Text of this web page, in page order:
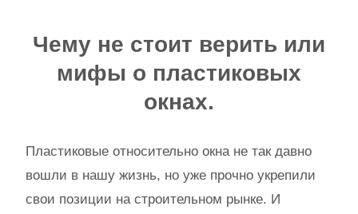
Чему не стоит верить или
мифы о пластиковых
окнах.
Пластиковые относительно окна не так давно
вошли в нашу жизнь, но уже прочно укрепили
свои позиции на строительном рынке. И